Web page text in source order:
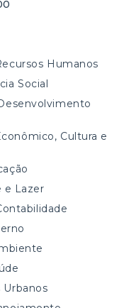
Humanos
Social
Cultura e
e Lazer
Urbanos